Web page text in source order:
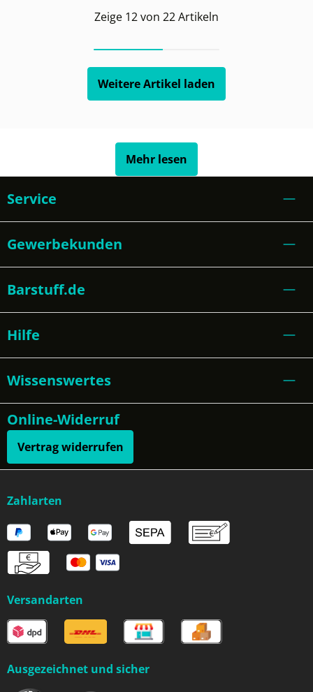
Zeige 12von 22Artikeln
Weitere Artikel laden
Mehr lesen
Service
Gewerbekunden
Barstuff.de
Hilfe
Wissenswertes
Online-Widerruf
Vertrag widerrufen
Zahlarten
Versandarten
Ausgezeichnet und sicher